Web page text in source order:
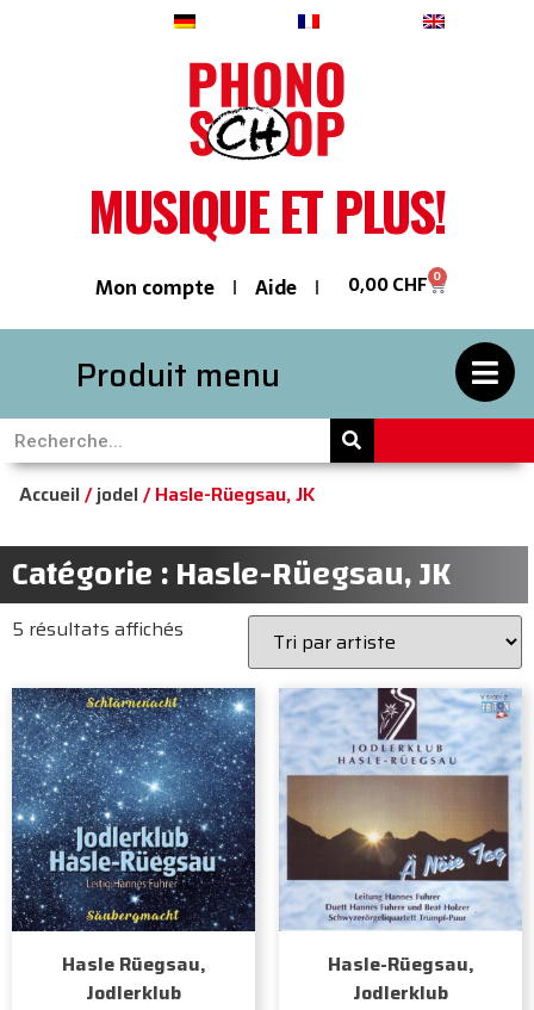
MUSIQUE ET PLUS!
Mon compte Aide 0,00CHF 0
Produit menu
Accueil/jodel/ Hasle-Rüegsau, JK
Catégorie : Hasle-Rüegsau, JK
5 résultats affichés
Hasle Rüegsau,
Jodlerklub
Hasle-Rüegsau,
Jodlerklub